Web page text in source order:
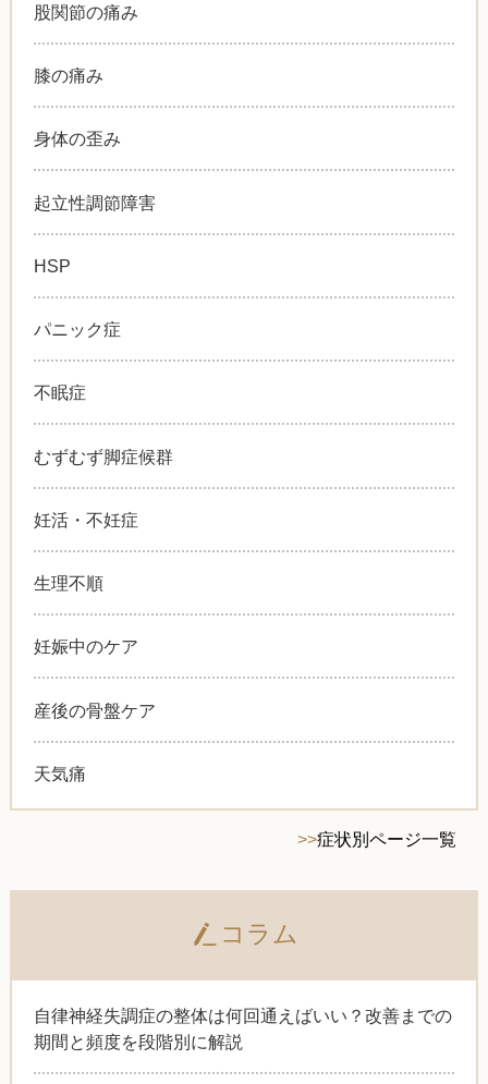
股関節の痛み
膝の痛み
身体の歪み
起立性調節障害
HSP
パニック症
不眠症
むずむず脚症候群
妊活・不妊症
生理不順
妊娠中のケア
産後の骨盤ケア
天気痛
>>症状別ページ一覧
コラム
自律神経失調症の整体は何回通えばいい？改善までの
期間と頻度を段階別に解説